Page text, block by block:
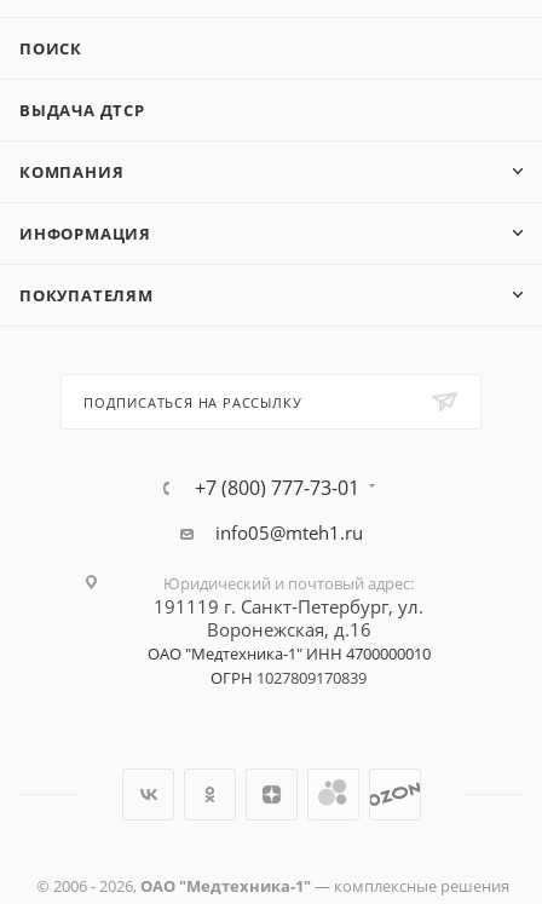
ПОИСК
ВЫДАЧА ДТСР
КОМПАНИЯ
ИНФОРМАЦИЯ
ПОКУПАТЕЛЯМ
ПОДПИСАТЬСЯ НА РАССЫЛКУ
+7 (800) 777-73-01
info05@mteh1.ru
Юридический и почтовый адрес:
191119 г. Санкт-Петербург, ул.
Воронежская, д.16
ОАО "Медтехника-1" ИНН 4700000010
ОГРН 1027809170839
© 2006 -2026, ОАО "Медтехника-1"— комплексные решения